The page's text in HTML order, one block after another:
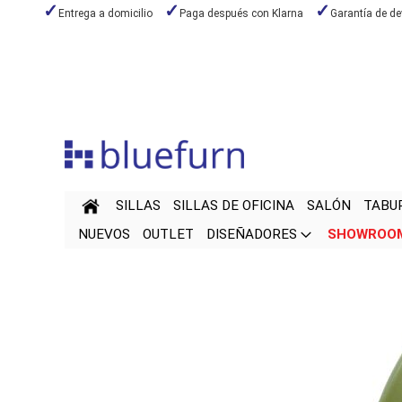
Entrega a domicilio Paga después con Klarna Garantía de
SILLAS SILLAS DE OFICINA SALÓN
NUEVOS
OUTLET DISEÑADORES